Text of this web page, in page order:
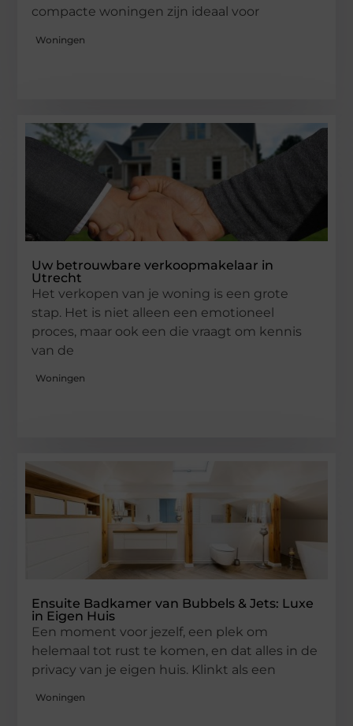
compacte woningen zijn ideaal voor
Woningen
Uw betrouwbare verkoopmakelaar in
Utrecht
Het verkopen van je woning is een grote
stap. Het is niet alleen een emotioneel
proces, maar ook een die vraagt om kennis
van de
Woningen
Ensuite Badkamer van Bubbels & Jets: Luxe
in Eigen Huis
Een moment voor jezelf, een plek om
helemaal tot rust te komen, en dat alles in de
privacy van je eigen huis. Klinkt als een
Woningen